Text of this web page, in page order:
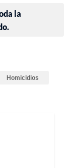
la
Homicidios